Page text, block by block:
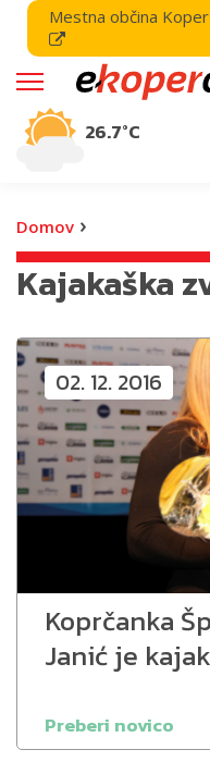
Mestna občina Koper
26.7°C
Domov ›
Kajakaška
02. 12. 2016
Koprčanka
Janić je
Preberi novico